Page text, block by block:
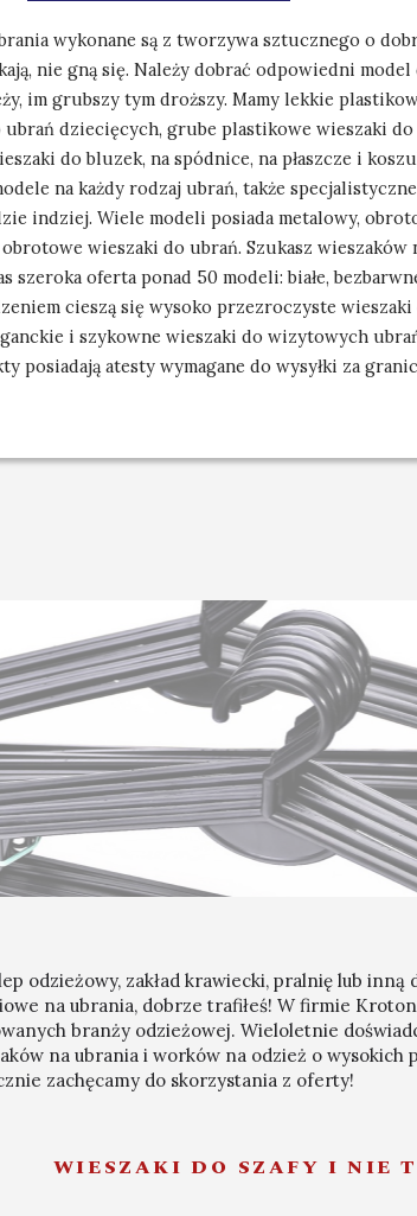
wykonane są z tworzywa sztucznego o
nie gną się. Należy dobrać odpowiedni model
im grubszy tym droższy. Mamy lekkie
ubrań dziecięcych, grube plastikowe wieszaki do
do bluzek, na spódnice, na płaszcze i
na każdy rodzaj ubrań, także
indziej. Wiele modeli posiada metalowy,
obrotowe wieszaki do ubrań. Szukasz wieszaków
szeroka oferta ponad 50 modeli: białe,
cieszą się wysoko przezroczyste wieszaki
i szykowne wieszaki do wizytowych
posiadają atesty wymagane do wysyłki za
odzieżowy, zakład krawiecki, pralnię lub inną
na ubrania, dobrze trafiłeś! W firmie
branży odzieżowej. Wieloletnie
na ubrania i worków na odzież o wysokich
zachęcamy do skorzystania z oferty!
WIESZAKI DO SZAFY I NIE